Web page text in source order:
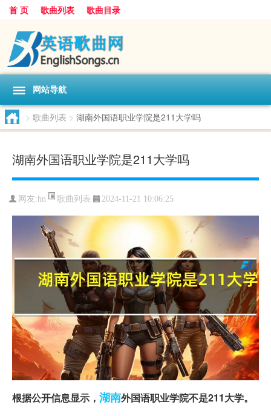
首 页 歌曲列表 歌曲目录
网站导航
> 歌曲列表 > 湖南外国语职业学院是211大学吗
湖南外国语职业学院是211大学吗
网友:hn 歌曲列表 2024-11-21 10:06:25
根据公开信息显示， 湖南外国语职业学院不是211大学。